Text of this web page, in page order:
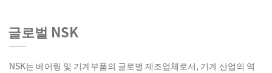
글로벌 NSK
NSK는 베어링 및 기계부품의 글로벌 제조업체로서, 기계 산업의 역